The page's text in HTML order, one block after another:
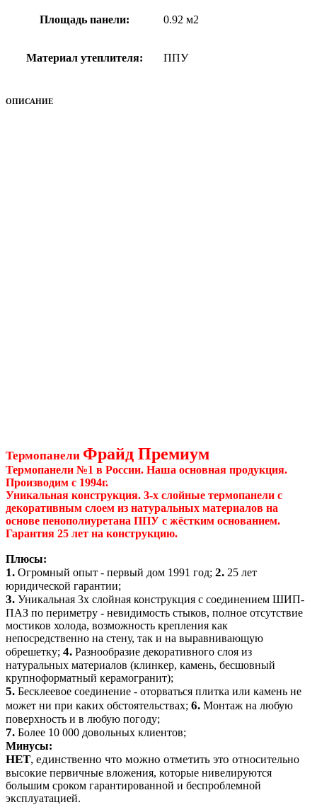
Площадь панели: 0.92 м2
Материал утеплителя: ППУ
ОПИСАНИЕ
Термопанели Фрайд Премиум
Термопанели №1 в России. Наша основная продукция.
Производим с 1994г.
Уникальная конструкция. 3-х слойные термопанели с
декоративным слоем из натуральных материалов на
основе пенополиуретана ППУ с жёстким основанием.
Гарантия 25 лет на конструкцию.
Плюсы:
1. Огромный опыт - первый дом 1991 год; 2. 25 лет
юридической гарантии;
3. Уникальная 3х слойная конструкция с соединением ШИП-
ПАЗ по периметру - невидимость стыков, полное отсутствие
мостиков холода, возможность крепления как
непосредственно на стену, так и на выравнивающую
обрешетку; 4. Разнообразие декоративного слоя из
натуральных материалов (клинкер, камень, бесшовный
крупноформатный керамогранит);
5. Бесклеевое соединение - оторваться плитка или камень не
может ни при каких обстоятельствах; 6. Монтаж на любую
поверхность и в любую погоду;
7. Более 10 000 довольных клиентов;
Минусы:
НЕТ, единственно что можно отметить это относительно
высокие первичные вложения, которые нивелируются
большим сроком гарантированной и беспроблемной
эксплуатацией.